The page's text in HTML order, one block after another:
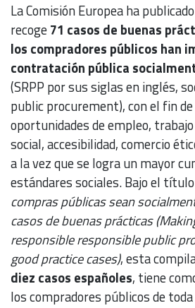
La Comisión Europea ha
recoge71 casos de buenas
los compradores públicos han
contratación pública
(SRPP por sus siglas en inglés,
public procurement), con el fin
oportunidades de empleo,
social, accesibilidad, comercio
a la vez que se logra un mayor
estándares sociales. Bajo el título
compras públicas sean
casos de buenas prácticas
responsible responsible public
good practice cases), esta
diez casos españoles, tiene
los compradores públicos de